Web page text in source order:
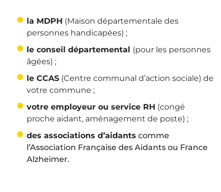
la MDPH (Maison départementale des
personnes handicapées) ;
le conseil départemental (pour les personnes
âgées) ;
le CCAS (Centre communal d’action sociale) de
votre commune ;
votre employeur ou service RH (congé
proche aidant, aménagement de poste) ;
des associations d’aidants comme
l’Association Française des Aidants ou France
Alzheimer.